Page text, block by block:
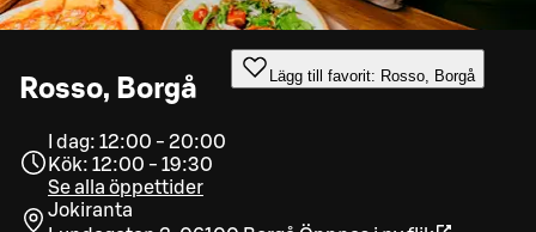
Rosso, Borgå Lägg till favorit: Rosso, Borgå
I dag: 12:00 - 20:00
Kök: 12:00 - 19:30
Se alla öppettider
Jokiranta